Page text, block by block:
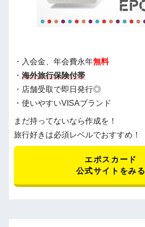
・入会金、年会費永年無料
・ 海外旅行保険付帯
・店舗受取で即日発行◎
・使いやすいVISAブランド
まだ持ってないなら作成を！
旅行好きは必須レベルでおすすめ！
エポスカード
公式サイトをみる